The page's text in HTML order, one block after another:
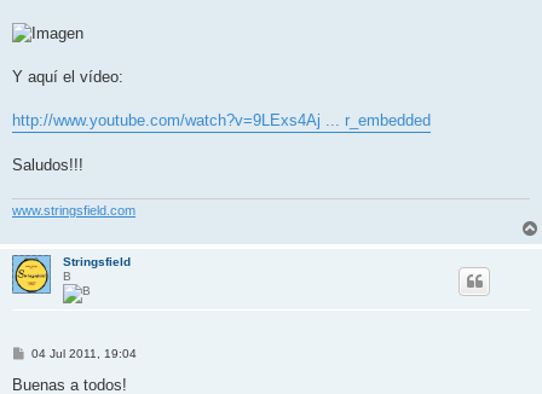
Y aquí el vídeo:
http://www.youtube.com/watch?v=9LExs4Aj ... r_embedded
Saludos!!!
www.stringsfield.com
Stringsfield
B
M
n
04 Jul 2011, 19:04
Buenas a todos!